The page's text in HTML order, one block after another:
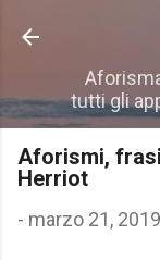
tutti gli
Aforismi,
Herriot
- marzo 21, 2019